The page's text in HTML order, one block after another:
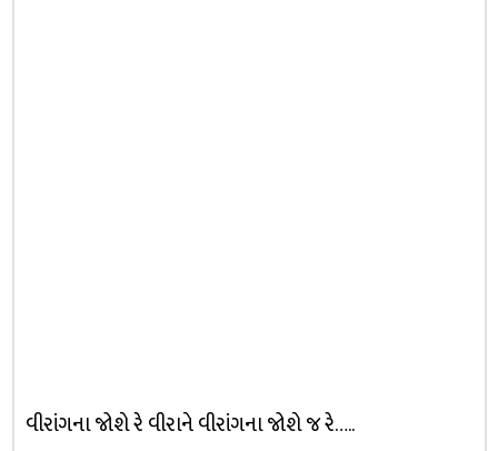
વીરાંગના જોશે રે વીરાને વીરાંગના જોશે જ રે…..